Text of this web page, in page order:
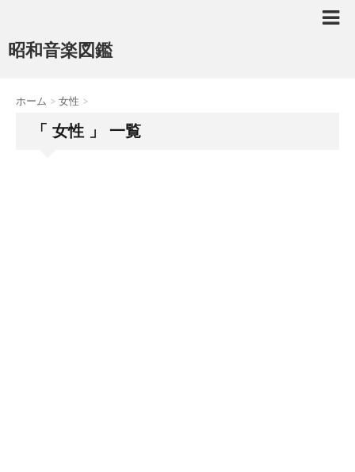
昭和音楽図鑑
ホーム > 女性 >
「 女性 」 一覧